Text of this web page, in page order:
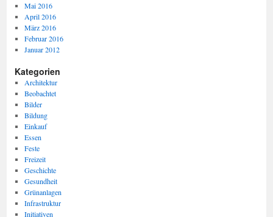
Mai 2016
April 2016
März 2016
Februar 2016
Januar 2012
Kategorien
Architektur
Beobachtet
Bilder
Bildung
Einkauf
Essen
Feste
Freizeit
Geschichte
Gesundheit
Grünanlagen
Infrastruktur
Initiativen